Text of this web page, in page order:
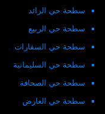
سطحة حي الرائد
سطحة حي الربيع
سطحة حي السفارات
سطحة حي السليمانية
سطحة حي الصحافة
سطحة حي العارض